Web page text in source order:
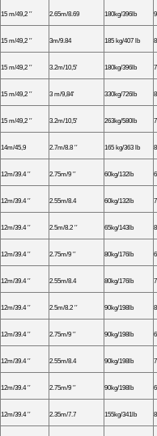
15 m/49,2 ′′ 2.65m/8.69 180kg/396lb 9
15 m/49,2 ′′ 3m/9.84 185 kg/407 lb 8
15 m/49,2 ′′ 3.2m/10,5' 180kg/396lb 7
15 m/49,2 ′′ 3 m/9,84' 330kg/726lb 8
15 m/49,2 ′′ 3.2m/10,5' 263kg/580lb 7
14m/45,9 2.7m/8.8 ′′ 165 kg/363 lb 8
12m/39.4 ′′ 2.75m/9 ′′ 60kg/132lb 6
12m/39.4 ′′ 2.55m/8.4 60kg/132lb 7
12m/39.4 ′′ 2.5m/8.2 ′′ 65kg/143lb 8
12m/39.4 ′′ 2.75m/9 ′′ 80kg/176lb 6
12m/39.4 ′′ 2.55m/8.4 80kg/176lb 7
12m/39.4 ′′ 2.5m/8.2 ′′ 90kg/198lb 8
12m/39.4 ′′ 2.75m/9 ′′ 90kg/198lb 6
12m/39.4 ′′ 2.55m/8.4 90kg/198lb 7
12m/39.4 ′′ 2.75m/9 ′′ 90kg/198lb 6
12m/39.4 ′′ 2.35m/7.7 155kg/341lb 8